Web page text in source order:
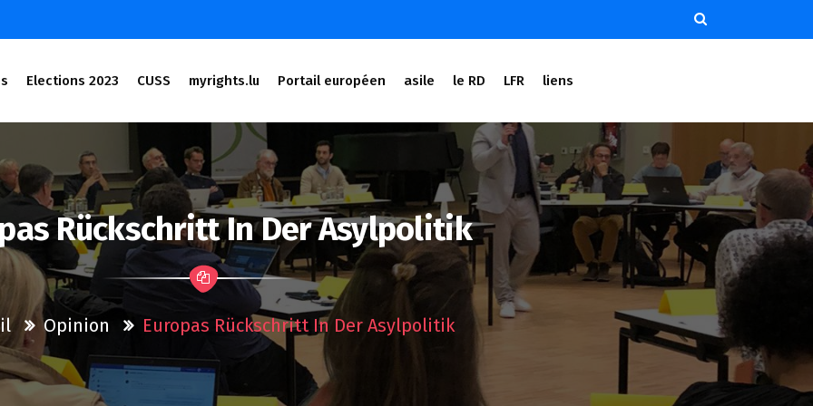
Elections 2023 CUSS myrights.lu Portail européen asile le RD LFR liens
Rückschritt In Der Asylpolitik
Opinion Europas Rückschritt In Der Asylpolitik